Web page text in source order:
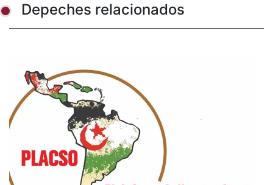
Depeches relacionados